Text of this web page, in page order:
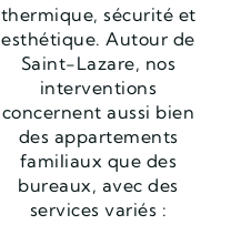
thermique, sécurité et
esthétique. Autour de
Saint-Lazare, nos
interventions
concernent aussi bien
des appartements
familiaux que des
bureaux, avec des
services variés :